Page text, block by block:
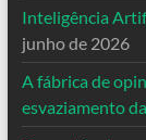
Inteligência
junho de 2026
A fábrica de
esvaziamento